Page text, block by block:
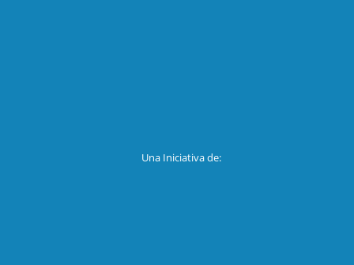
Una Iniciativa de: